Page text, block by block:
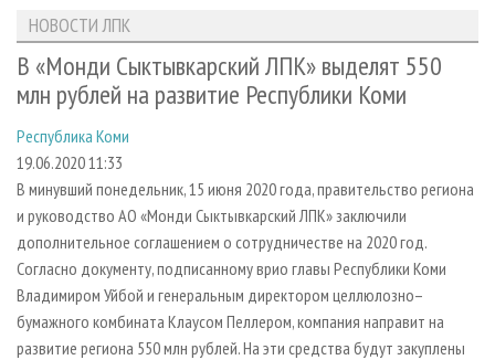
ЛЕСОЗАГОТОВКА
ЛЕСОПИЛЕНИЕ
СУШКА ДРЕВЕСИНЫ
ПРОИЗВОДСТВО ДРЕВЕСНЫХ ПЛИТ
ДЕРЕВЯННОЕ ДОМОСТРОЕНИЕ
ПРОИЗВОДСТВО МЕБЕЛИ
БИОЭНЕРГЕТИКА
ЦБП
НОВОСТИ ЛПК
НОВОСТИ ЖУРНАЛА
ПРОЕКТЫ ЛПИ
АНАЛИТИКА
ПРЕДПРИЯТИЯ ЛПК
ПЕРСОНЫ
МОБИЛЬНЫЕ ВЫСТАВКИ
ПРИОРИТЕТНЫЕ ИНВЕСТПРОЕКТЫ
RUSSIAN FORESTRY REVIEW
ГАЗЕТА ЛЕСПРОМФОРУМ
АРХИВ
АРХИВ ЖУРНАЛОВ
СТАТЬИ
О ЖУРНАЛЕ
ПОДПИСКА
КОНТАКТЫ
РЕКЛАМОДАТЕЛЯМ
РЕКЛАМА
РЕКЛАМА НА САЙТЕ
НОВОСТИ ЛПК
В «Монди Сыктывкарский ЛПК» выделят 550
млн рублей на развитие Республики Коми
Республика Коми
19.06.2020 11:33
В минувший понедельник, 15 июня 2020 года, правительство региона
и руководство АО «Монди Сыктывкарский ЛПК» заключили
дополнительное соглашением о сотрудничестве на 2020 год.
Согласно документу, подписанному врио главы Республики Коми
Владимиром Уйбой и генеральным директором целлюлозно–
бумажного комбината Клаусом Пеллером, компания направит на
развитие региона 550 млн рублей. На эти средства будут закуплены